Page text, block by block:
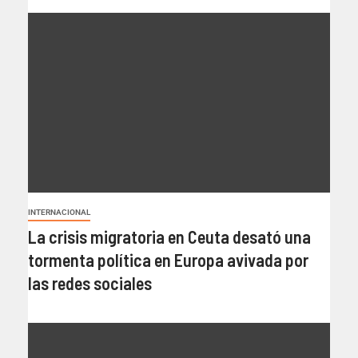
INTERNACIONAL
La crisis migratoria en Ceuta desató una
tormenta política en Europa avivada por
las redes sociales